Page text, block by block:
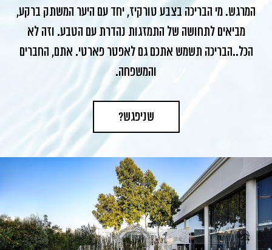
המרגש. מי הבריכה בצבע טורקיז, יחד עם היער המשתק ברקע,
מביאים לתחושה של התמזגות נהדרת עם הטבע. וזה לא
הכל..הבריכה תשמש אתכם גם לאפטר פארטי. אתם, החברים
והמשפחה.
שניפגש?